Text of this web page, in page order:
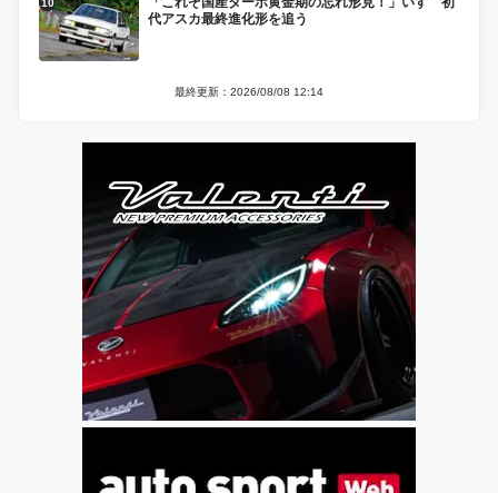
代アスカ最終進化形を追う
最終更新：2026/08/08 12:14